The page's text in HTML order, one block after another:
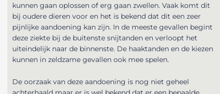
kunnen gaan oplossen of erg gaan zwellen. Vaak komt dit
bij oudere dieren voor en het is bekend dat dit een zeer
pijnlijke aandoening kan zijn. In de meeste gevallen begint
deze ziekte bij de buitenste snijtanden en verloopt het
uiteindelijk naar de binnenste. De haaktanden en de kiezen
kunnen in zeldzame gevallen ook mee spelen.
De oorzaak van deze aandoening is nog niet geheel